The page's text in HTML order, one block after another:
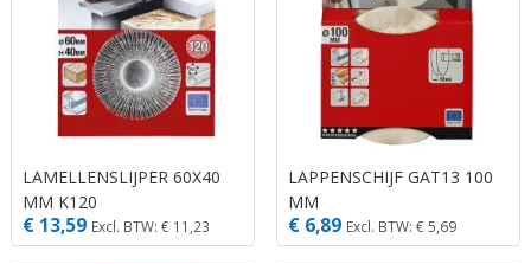
LAMELLENSLIJPER 60X40
MM K120
€ 13,59 Excl. BTW: € 11,23
LAPPENSCHIJF GAT13 100
MM
€ 6,89 Excl. BTW: € 5,69